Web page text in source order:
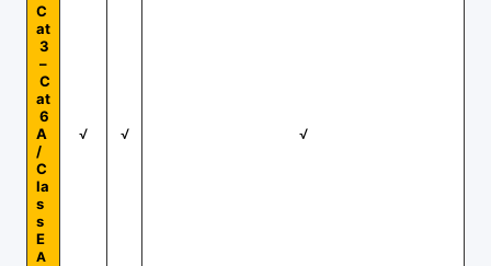
C
at
3
–
C
at
6
A
/
C
la
s
s
E
A
√ √ √